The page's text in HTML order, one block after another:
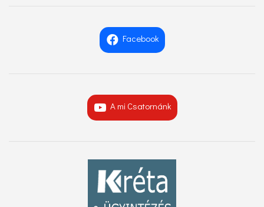
Facebook
A mi Csatornánk